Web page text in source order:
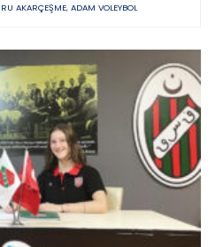
AKARÇEŞME, ADAM VOLEYBOL